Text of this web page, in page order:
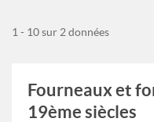
1 - 10 sur 2 données
Fourneaux et
19ème siècles